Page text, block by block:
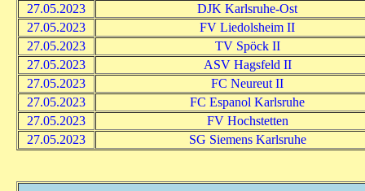
27.05.2023
DJK Karlsruhe-Ost
27.05.2023
FV Liedolsheim II
27.05.2023
TV Spöck II
27.05.2023
ASV Hagsfeld II
27.05.2023
FC Neureut II
27.05.2023
FC Espanol Karlsruhe
27.05.2023
FV Hochstetten
27.05.2023
SG Siemens Karlsruhe